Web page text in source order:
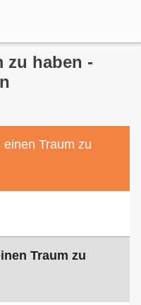
zu haben -
Traum zu
Traum zu